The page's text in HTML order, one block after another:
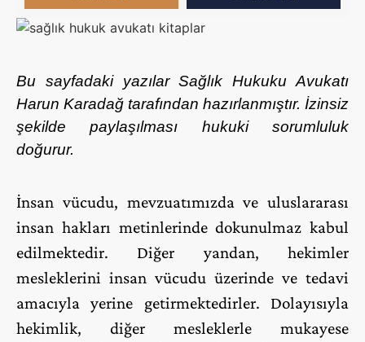
Bu sayfadaki yazılar Sağlık Hukuku Avukatı
Harun Karadağ tarafından hazırlanmıştır. İzinsiz
şekilde paylaşılması hukuki sorumluluk
doğurur.
İnsan vücudu, mevzuatımızda ve uluslararası
insan hakları metinlerinde dokunulmaz kabul
edilmektedir. Diğer yandan, hekimler
mesleklerini insan vücudu üzerinde ve tedavi
amacıyla yerine getirmektedirler. Dolayısıyla
hekimlik, diğer mesleklerle mukayese